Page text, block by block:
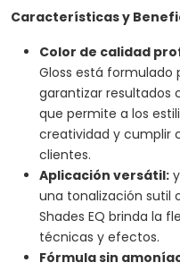
Características y
Color de calidad
Gloss está formulado
garantizar resultados
que permite a los
creatividad y cumplir
clientes.
Aplicación versátil:
una tonalización sutil
Shades EQ brinda la
técnicas y efectos.
Fórmula sin